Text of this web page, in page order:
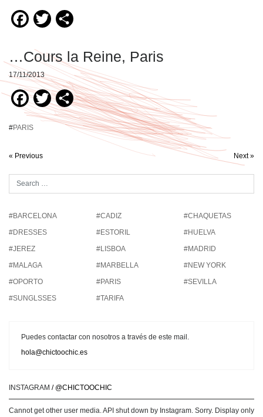
Facebook
Twitter
…Cours la Reine, Paris
17/11/2013
Facebook
TwitterCompartir
#PARIS
« Previous Next »
#BARCELONA #CADIZ
#CHAQUETAS
#DRESSES
#ESTORIL
#HUELVA
#JEREZ
#LISBOA
#MADRID
#MALAGA
#MARBELLA
#NEW YORK
#OPORTO
#PARIS
#SEVILLA
#SUNGLSSES
#TARIFA
Puedes contactar con nosotros a través de este mail.
hola@chictoochic.es
INSTAGRAM / @CHICTOOCHIC
Cannot get other user media. API shut down by Instagram. Sorry. Display only